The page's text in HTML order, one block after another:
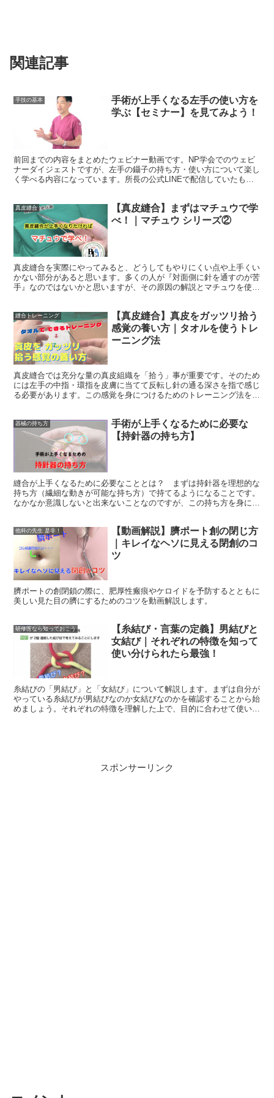
関連記事
手技の基本
手術が上手くなる左手の使い方を
学ぶ【セミナー】を見てみよう！
前回までの内容をまとめたウェビナー動画です。NP学会でのウェビ
ナーダイジェストですが、左手の鑷子の持ち方・使い方について楽し
く学べる内容になっています。所長の公式LINEで配信していたもの
真皮縫合
【真皮縫合】まずはマチュウで学
べ！｜マチュウ シリーズ②
真皮縫合を実際にやってみると、どうしてもやりにくい点や上手くい
かない部分があると思います。多くの人が『対面側に針を通すのが苦
手』なのではないかと思いますが、その原因の解説とマチュウを使っ
縫合トレーニング
【真皮縫合】真皮をガッツリ拾う
感覚の養い方｜タオルを使うトレ
ーニング法
真皮縫合では充分な量の真皮組織を「拾う」事が重要です。そのため
には左手の中指・環指を皮膚に当てて反転し針の通る深さを指で感じ
る必要があります。この感覚を身につけるためのトレーニング法を紹
器械の持ち方
手術が上手くなるために必要な
【持針器の持ち方】
縫合が上手くなるために必要なこととは？ まずは持針器を理想的な
持ち方（繊細な動きが可能な持ち方）で持てるようになることです。
なかなか意識しないと出来ないことなのですが、この持ち方を身につ
他科の先生 是非！
【動画解説】臍ポート創の閉じ方
｜キレイなヘソに見える閉創のコ
ツ
臍ポートの創閉鎖の際に、肥厚性瘢痕やケロイドを予防するとともに
美しい見た目の臍にするためのコツを動画解説します。
研修医なら知っておこう
【糸結び・言葉の定義】男結びと
女結び｜それぞれの特徴を知って
使い分けられたら最強！
糸結びの「男結び」と「女結び」について解説します。まずは自分が
やっている糸結びが男結びなのか女結びなのかを確認することから始
めましょう。それぞれの特徴を理解した上で、目的に合わせて使い分
スポンサーリンク